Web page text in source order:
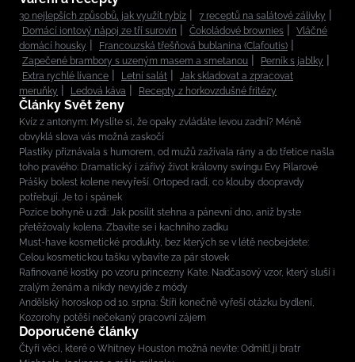
30 nejlepších způsobů, jak využít rybíz
7 receptů na salátové zálivky
Domácí iontový nápoj ze tří surovin
Čokoládové brownies
Vláčné
domácí housky
Francouzská třešňová bublanina (Clafoutis)
Zapečené brambory s uzeným masem a smetanou
Perník s jablky
Extra rychlé lívance
Letní salát
Jak skladovat a zpracovat
meruňky
Ledová káva Recepty z horkovzdušné fritézy
Články Svět ženy
Kvíz z antonym: Myslíte si, že opaky zvládáte levou zadní? Méně
obvyklá slova vás možná zaskočí
Plastiky přiznávala s humorem, od mužů zažívala rány a do třetice našla
toho pravého: Dramatický i zářivý život královny swingu Evy Pilarové
Prášky bolest kolene nevyřeší. Ortoped radí, co klouby doopravdy
potřebují. Je to i spánek
Pozice bohyně u zdi: Jak posílit stehna a pánevní dno, aniž byste
přetěžovaly kolena. Zbavíte se i kachního zadku
Must-have kosmetické produkty, bez kterých se v létě neobejdete:
Celou kosmetickou tašku vybavíte za pár stovek
Rafinované kostky po vzoru princezny Kate. Nadčasový vzor, který sluší i
zralým ženám a nikdy nevyjde z módy
Andělský horoskop od 10. srpna: Štíři konečně vyřeší otázku bydlení,
Kozorohy potěší nečekaný pracovní zájem
Doporučené články
Čtyři věci, které o Whitney Houston možná nevíte: Odmítl ji bratr